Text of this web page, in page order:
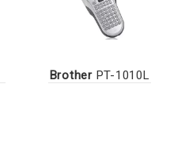
BrotherPT-1010L